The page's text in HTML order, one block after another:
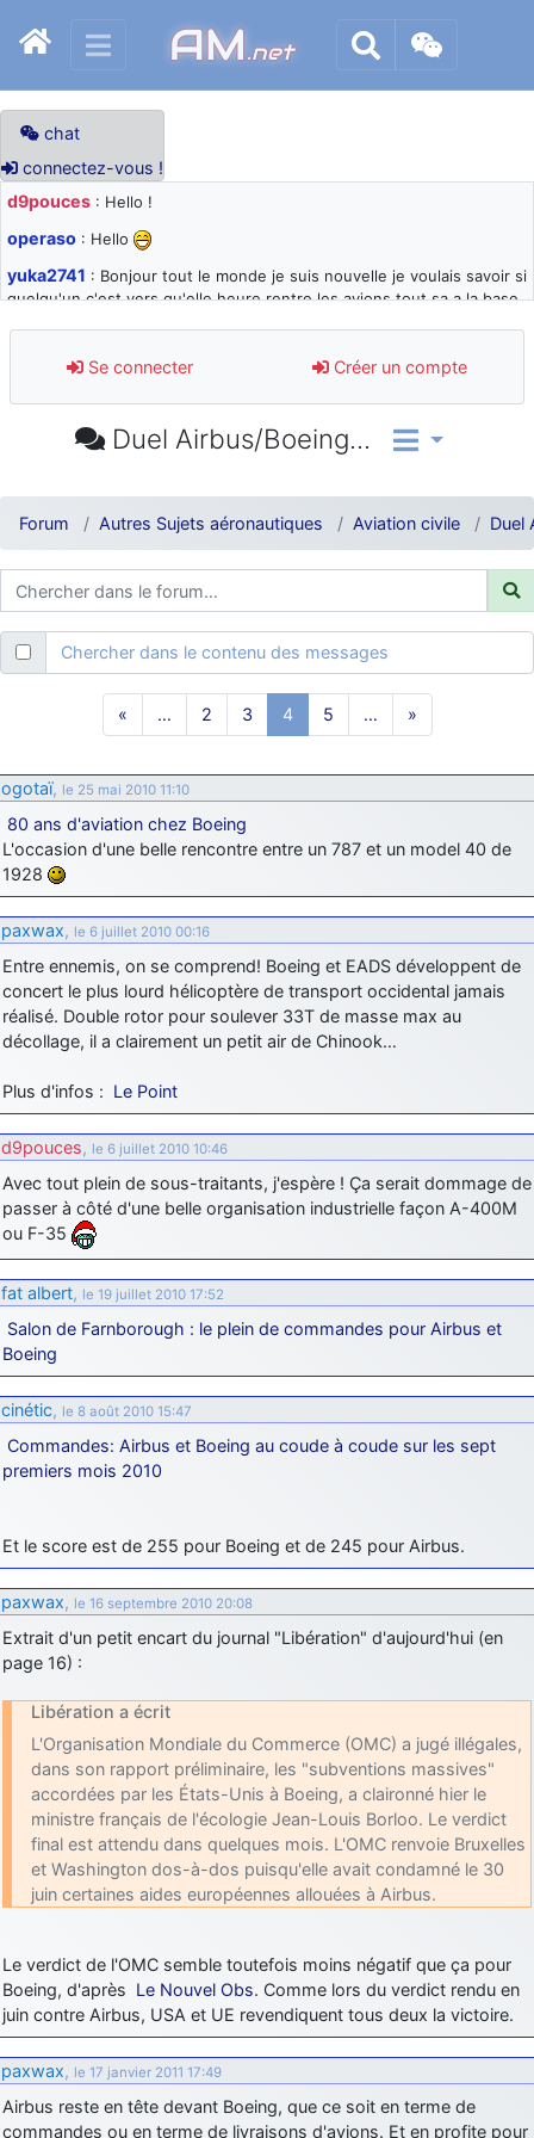
AM.net
chat
connectez-vous !
d9pouces : Hello !
operaso : Hello
yuka2741 : Bonjour tout le monde je suis nouvelle je voulais savoir si
quelqu'un c'est vers qu'elle heure rentre les avions tout sa a la base
d9pouces: désolé pour les quelques blocages du site ces derniers
jours : je teste des méthodes contre le spam et les bots trop nocifs
: Super, la nouvelle bannière
comprendre
d9pouces: ouakamois > si tu parles du sujet sur l'Armée de l'Air,
bien sûr que oui !
je suis un avion@,._,+: Bonjour je viens d'arriver il y a quelques
moi et quelques avions n'ont pas les mêmes noms qu'aujourd'hui
ouakamois: Bonjourà toutes et à tous.en espérantque ces
quelques images du Pays Basque vous auront plu ; Agur…
: Je me rattraperai à la Ferté samedi
fox_50: Bonjour, certains parmis vous étaient-ils présent au
meeting de Lann Bihoué de 2026 ?
cachée dans les pins
au site!
jericho: Bonne année et tous mes meilleurs voeux à tous pour
2026 !
little boy
: je vous souhaite un bon réveillon pour cette nouvelle
année!
jericho: Merci D9pouces, à mon tour de souhaiter un Joyeux Noël
d9pouces: Joyeux Noël à tous !
d9pouces: mais tu peux tenter l'un des rares lycées militaires
comme le Prytanée dans la Sarthe, ça ne peut pas faire de mal !
d9pouces: C'est plutôt après le lycée, voire après une prépa
scientifique, tu as donc encore un peu de temps devant toi
yaellerigolow: bonjour a tous je suis un élève de première
passionnée par l'aviation militaire , pourrais je savoir que faire après
le lycée pour s'orienter et pouvoir devenir officier de l'armée de l'air?
d9pouces : lesquels, par exemple ?
mahmoud: bonsoir, très instructif ce site .mais nous aimerions avoir
les photo des anciens appareils de l'armée de l'air de la haute -volta
d9pouces : Ça me casse quand même bien les pieds, j’avoue
jericho: Pour moi tout est à nouveau OK dirait-on… Merci à toi.
d9pouces: j'ai trouvé un palliatif un peu violent, mais ça devrait aller
un peu mieux
d9pouces : cette fois, c'est le Brésil et Singapour qui mettent le site
par terre
d9pouces: Désolé ! Mon filtrage a été un peu trop violent
manifestement
tout voir
Se connecter Créer un compte
Duel Airbus/Boeing...
Forum Autres Sujets aéronautiques Aviation civile Duel
Chercher dans le contenu des messages
« … 2 3 4 5 … »
ogotaï, le 25 mai 2010 11:10
80 ans d'aviation chez Boeing
L'occasion d'une belle rencontre entre un 787 et un model 40 de
1928
paxwax, le 6 juillet 2010 00:16
Entre ennemis, on se comprend! Boeing et EADS développent de
concert le plus lourd hélicoptère de transport occidental jamais
réalisé. Double rotor pour soulever 33T de masse max au
décollage, il a clairement un petit air de Chinook…
Plus d'infos : Le Point
d9pouces, le 6 juillet 2010 10:46
Avec tout plein de sous-traitants, j'espère ! Ça serait dommage de
passer à côté d'une belle organisation industrielle façon A-400M
ou F-35
fat albert, le 19 juillet 2010 17:52
Salon de Farnborough : le plein de commandes pour Airbus et
Boeing
cinétic, le 8 août 2010 15:47
Commandes: Airbus et Boeing au coude à coude sur les sept
premiers mois 2010
Et le score est de 255 pour Boeing et de 245 pour Airbus.
paxwax, le 16 septembre 2010 20:08
Extrait d'un petit encart du journal "Libération" d'aujourd'hui (en
page 16) :
Libération a écrit
L'Organisation Mondiale du Commerce (OMC) a jugé illégales,
dans son rapport préliminaire, les "subventions massives"
accordées par les États-Unis à Boeing, a claironné hier le
ministre français de l'écologie Jean-Louis Borloo. Le verdict
final est attendu dans quelques mois. L'OMC renvoie Bruxelles
et Washington dos-à-dos puisqu'elle avait condamné le 30
juin certaines aides européennes allouées à Airbus.
Le verdict de l'OMC semble toutefois moins négatif que ça pour
Boeing, d'après Le Nouvel Obs. Comme lors du verdict rendu en
juin contre Airbus, USA et UE revendiquent tous deux la victoire.
paxwax, le 17 janvier 2011 17:49
Airbus reste en tête devant Boeing, que ce soit en terme de
commandes ou en terme de livraisons d'avions. Et en profite pour